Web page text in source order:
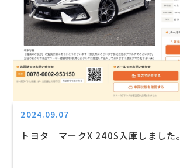
2024.09.07
トヨタ マークX 240S入庫しました。